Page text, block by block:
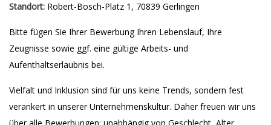
Standort: Robert-Bosch-Platz 1, 70839 Gerlingen
Bitte fügen Sie Ihrer Bewerbung Ihren Lebenslauf, Ihre
Zeugnisse sowie ggf. eine gültige Arbeits- und
Aufenthaltserlaubnis bei.
Vielfalt und Inklusion sind für uns keine Trends, sondern fest
verankert in unserer Unternehmenskultur. Daher freuen wir uns